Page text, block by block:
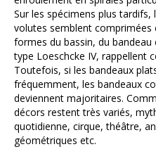
Sur les spécimens plus
volutes semblent comprimées
formes du bassin, du
type Loeschcke IV, rappellent
Toutefois, si les bandeaux
fréquemment, les bandeaux
deviennent majoritaires.
décors restent très variés,
quotidienne, cirque, théâtre,
géométriques etc.